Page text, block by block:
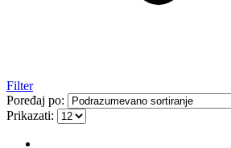
Filter
Poređaj po:
Prikazati: